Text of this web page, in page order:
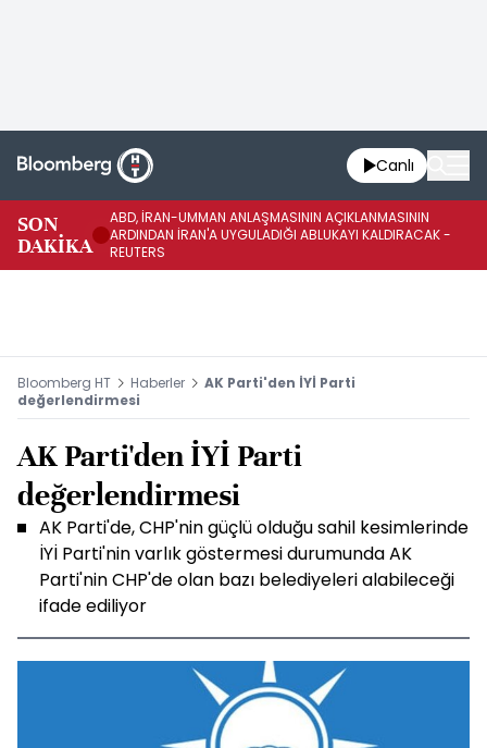
Canlı
SON
DAKİKA
ABD, İRAN-UMMAN ANLAŞMASININ AÇIKLANMASININ
ARDINDAN İRAN'A UYGULADIĞI ABLUKAYI KALDIRACAK -
REUTERS
Bloomberg HT Haberler
AK Parti'den İYİ Parti
değerlendirmesi
AK Parti'den İYİ Parti
değerlendirmesi
AK Parti'de, CHP'nin güçlü olduğu sahil kesimlerinde
İYİ Parti'nin varlık göstermesi durumunda AK
Parti'nin CHP'de olan bazı belediyeleri alabileceği
ifade ediliyor